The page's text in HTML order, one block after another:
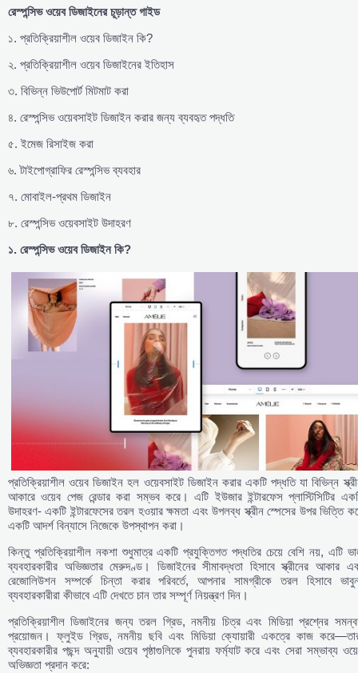
রেস্পন্সিভওয়েবডিজাইনেরচূড়ান্তগাইড
১. প্রতিক্রিয়াশীল ওয়েব ডিজাইন কি?
২. প্রতিক্রিয়াশীল ওয়েব ডিজাইনের ইতিহাস
৩. বিভিন্ন ভিউপোর্ট মিটমাট করা
৪. রেস্পন্সিভ ওয়েবসাইট ডিজাইন করার জন্য ব্যবহৃত পদ্ধতি
৫. ইমেজ রিসাইজ করা
৬. টাইপোগ্রাফির রেস্পন্সিভ ব্যবহার
৭. মোবাইল-প্রথম ডিজাইন
৮. রেস্পন্সিভ ওয়েবসাইট উদাহরণ
১. রেস্পন্সিভওয়েবডিজাইনকি?
প্রতিক্রিয়াশীল ওয়েব ডিজাইন হল ওয়েবসাইট ডিজাইন করার একটি পদ্ধতি যা বিভিন্ন
আকারে ওয়েব পেজ রেন্ডার করা সম্ভব করে। এটি ইউজার ইন্টারফেস প্লাস্টিসিটির
উদাহরণ- একটি ইন্টারফেসের তরল হওয়ার ক্ষমতা এবং উপলব্ধ স্ক্রীন স্পেসের উপর ভিত্তি
একটি আদর্শ বিন্যাসে নিজেকে উপস্থাপন করা।
কিন্তু প্রতিক্রিয়াশীল নকশা শুধুমাত্র একটি প্রযুক্তিগত পদ্ধতির চেয়ে বেশি নয়, এটি
ব্যবহারকারীর অভিজ্ঞতার মেরুদণ্ড। ডিজাইনের সীমাবদ্ধতা হিসাবে স্ক্রীনের আকার
রেজোলিউশন সম্পর্কে চিন্তা করার পরিবর্তে, আপনার সামগ্রীকে তরল হিসাবে
ব্যবহারকারীরা কীভাবে এটি দেখতে চান তার সম্পূর্ণ নিয়ন্ত্রণ দিন।
প্রতিক্রিয়াশীল ডিজাইনের জন্য তরল গ্রিড, নমনীয় চিত্র এবং মিডিয়া প্রশ্নের
প্রয়োজন। ফ্লুইড গ্রিড, নমনীয় ছবি এবং মিডিয়া ক্যোয়ারী একত্রে কাজ
ব্যবহারকারীর পছন্দ অনুযায়ী ওয়েব পৃষ্ঠাগুলিকে পুনরায় ফর্ম্যাট করে এবং সেরা সম্ভাব্য
অভিজ্ঞতা প্রদান করে: